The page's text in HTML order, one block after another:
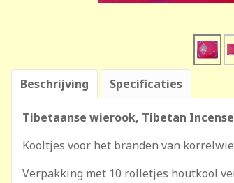
Beschrijving Specificaties
Tibetaanse wierook, Tibetan Incense
Kooltjes voor het branden van
Verpakking met 10 rolletjes houtkool